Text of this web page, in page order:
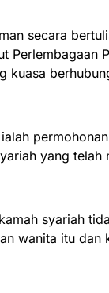
secara
Perlembagaan
kuasa
yang
syariah
wanita itu